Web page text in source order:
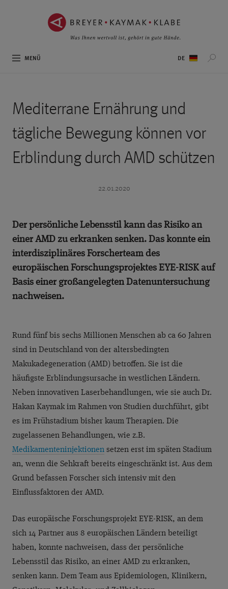
MENÜ
Mediterrane Ernährung und
tägliche Bewegung können vor
Erblindung durch AMD schützen
22.01.2020
Der persönliche Lebensstil kann das Risiko an
einer AMD zu erkranken senken. Das konnte ein
interdisziplinäres Forscherteam des
europäischen Forschungsprojektes EYE-RISK auf
Basis einer großangelegten Datenuntersuchung
nachweisen.
Rund fünf bis sechs Millionen Menschen ab ca 60 Jahren
sind in Deutschland von der altersbedingten
Makukadegeneration (AMD) betroffen. Sie ist die
häufigste Erblindungsursache in westlichen Ländern.
Neben innovativen Laserbehandlungen, wie sie auch Dr.
Hakan Kaymak im Rahmen von Studien durchführt, gibt
es im Frühstadium bisher kaum Therapien. Die
zugelassenen Behandlungen, wie z.B.
Medikamenteninjektionen setzen erst im späten Stadium
an, wenn die Sehkraft bereits eingeschränkt ist. Aus dem
Grund befassen Forscher sich intensiv mit den
Einflussfaktoren der AMD.
Das europäische Forschungsprojekt EYE-RISK, an dem
sich 14 Partner aus 8 europäischen Ländern beteiligt
haben, konnte nachweisen, dass der persönliche
Lebensstil das Risiko, an einer AMD zu erkranken,
senken kann. Dem Team aus Epidemiologen, Klinikern,